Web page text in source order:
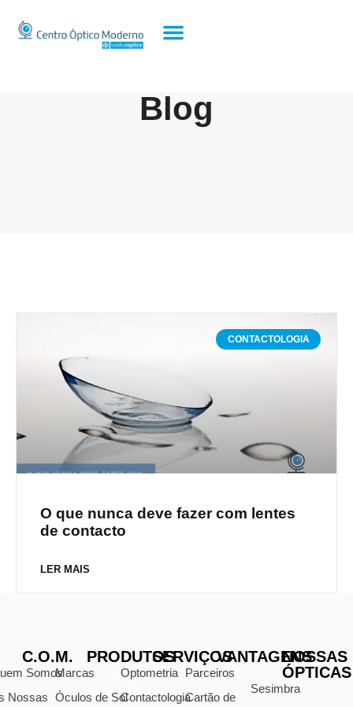
Blog
CONTACTOLOGIA
O que nunca deve fazer com lentes
de contacto
LER MAIS
C.O.M.
Somos
Nossas
PRODUTOS
Marcas
Óculos de Sol
SERVIÇOS
Optometria
Contactologia
VANTAGENS
Parceiros
Cartão de
NOSSAS
ÓPTICAS
Sesimbra